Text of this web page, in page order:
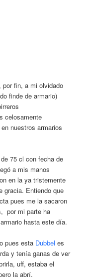
por fin, a mi olvidado
finde de armario)
celosamente
nuestros armarios
75 cl con fecha de
a mis manos
en la ya tristemente
gracia. Entiendo que
pues me la sacaron
por mi parte ha
hasta este día.
pues esta Dubbel es
y tenía ganas de ver
uff, estaba el
la abrí.